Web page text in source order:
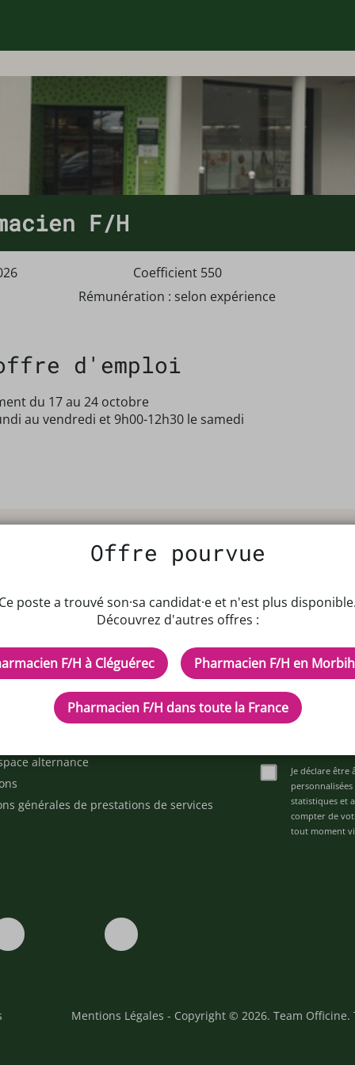
F/H
Coefficient 550
Rémunération : selon expérience
d'emploi
du 17 au 24 octobre
au vendredi et 9h00-12h30 le samedi
Offre pourvue
poste a trouvé son·sa candidat·e et n'est plus disponible.
Découvrez d'autres offres :
F/H à Cléguérec Pharmacien F/H en
Pharmacien F/H dans toute la France
DE POTENTIELS EN
alternance
générales de prestations de services
Inscrivez-vous à
Je déclare être
statistiques et
compter de
tout moment
Mentions Légales - Copyright © 2026. Team Officine.